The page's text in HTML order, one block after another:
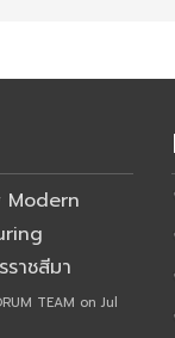
Modern
าชสีมา
TEAM on Jul